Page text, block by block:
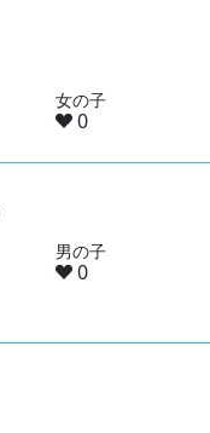
女の子
0
男の子
0